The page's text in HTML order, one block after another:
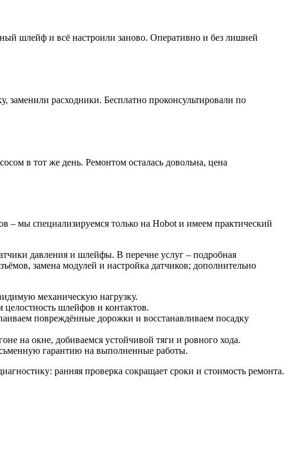
шлейф и всё настроили заново. Оперативно и без лишней
расходники. Бесплатно проконсультировали по
в тот же день. Ремонтом осталась довольна, цена
– мы специализируемся только на Hobot и имеем практический
давления и шлейфы. В перечне услуг – подробная
замена модулей и настройка датчиков; дополнительно
механическую нагрузку.
шлейфов и контактов.
повреждённые дорожки и восстанавливаем посадку
на окне, добиваемся устойчивой тяги и ровного хода.
гарантию на выполненные работы.
ранняя проверка сокращает сроки и стоимость ремонта.